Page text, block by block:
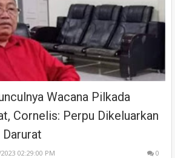
Wacana Pilkada
Cornelis: Perpu Dikeluarkan
02:29:00 PM 0